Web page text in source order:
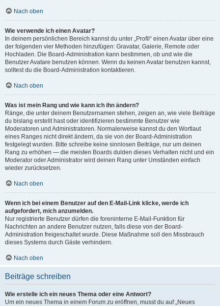
Nach oben
Wie verwende ich einen Avatar?
In deinem persönlichen Bereich kannst du unter „Profil“ einen Avatar über eine
der folgenden vier Methoden hinzufügen: Gravatar, Galerie, Remote oder
Hochladen. Die Board-Administration kann bestimmen, ob und wie die
Benutzer Avatare benutzen können. Wenn du keinen Avatar benutzen kannst,
solltest du die Board-Administration kontaktieren.
Nach oben
Was ist mein Rang und wie kann ich ihn ändern?
Ränge, die unter deinem Benutzernamen stehen, zeigen an, wie viele Beiträge
du bislang erstellt hast oder identifizieren bestimmte Benutzer wie
Moderatoren und Administratoren. Normalerweise kannst du den Wortlaut
eines Ranges nicht direkt ändern, da sie von der Board-Administration
festgelegt wurden. Bitte schreibe keine sinnlosen Beiträge, nur um deinen
Rang zu erhöhen — die meisten Boards dulden dieses Verhalten nicht und ein
Moderator oder Administrator wird deinen Rang unter Umständen einfach
wieder zurücksetzen.
Nach oben
Wenn ich bei einem Benutzer auf den E-Mail-Link klicke, werde ich
aufgefordert, mich anzumelden.
Nur registrierte Benutzer dürfen die foreninterne E-Mail-Funktion für
Nachrichten an andere Benutzer nutzen, falls diese von der Board-
Administration freigeschaltet wurde. Diese Maßnahme soll den Missbrauch
dieses Systems durch Gäste verhindern.
Nach oben
Beiträge schreiben
Wie erstelle ich ein neues Thema oder eine Antwort?
Um ein neues Thema in einem Forum zu eröffnen, musst du auf „Neues